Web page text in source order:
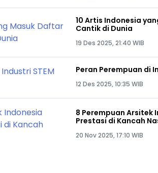
10 Artis Indonesia
Cantik di Dunia
19 Des 2025, 21:40 WIB
Peran Perempuan di
12 Des 2025, 10:35 WIB
8 Perempuan Arsitek
Prestasi di Kancah
20 Nov 2025, 17:10 WIB